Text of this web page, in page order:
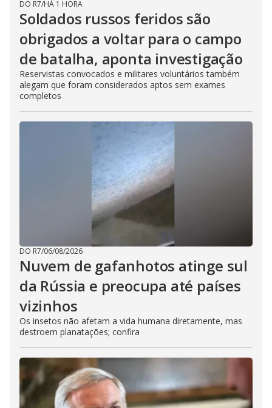
DO R7/HÁ 1 HORA
Soldados russos feridos são
obrigados a voltar para o campo
de batalha, aponta investigação
Reservistas convocados e militares voluntários também
alegam que foram considerados aptos sem exames
completos
DO R7/06/08/2026
Nuvem de gafanhotos atinge sul
da Rússia e preocupa até países
vizinhos
Os insetos não afetam a vida humana diretamente, mas
destroem planatações; confira